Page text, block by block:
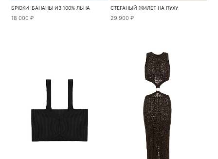
БРЮКИ-БАНАНЫ ИЗ 100% ЛЬНА
18 000 ₽
СТЕГАНЫЙ ЖИЛЕТ НА ПУХУ
29 900 ₽